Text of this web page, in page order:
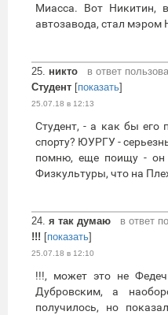
Миасса. Вот Никитин,
автозавода, стал мэром
25. никто
в ответ
Студент [показать]
25.07.18 в 12:13
Студент, - а как бы его
спорту? ЮУРГУ -
помню, еще поищу - он
Физкультуры, что на
24. я так думаю
в ответ
!!! [показать]
25.07.18 в 12:10
!!!, может это не
Дубровским, а
получилось, но